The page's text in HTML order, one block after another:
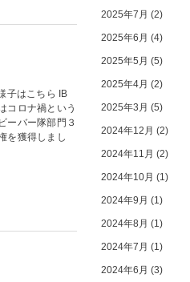
子はこちら IB
コロナ禍という
ーバー隊部門３
を獲得しまし
2025年7月 (2)
2025年6月 (4)
2025年5月 (5)
2025年4月 (2)
2025年3月 (5)
2024年12月 (2)
2024年11月 (2)
2024年10月 (1)
2024年9月 (1)
2024年8月 (1)
2024年7月 (1)
2024年6月 (3)